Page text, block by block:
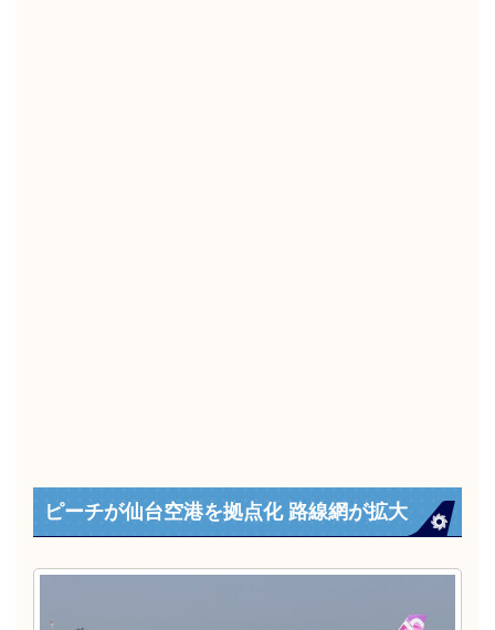
ピーチが仙台空港を拠点化 路線網が拡大